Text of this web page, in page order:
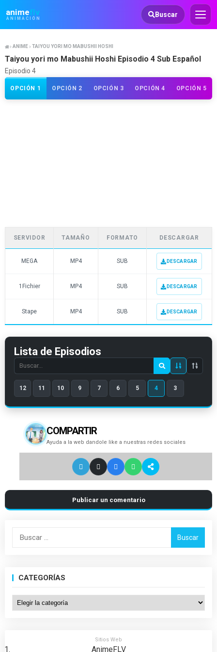
animeflv
ANIMACIÓN
Animeflv Buscar
ANIME TAIYOU YORI MO MABUSHII HOSHI
Taiyou yori mo Mabushii Hoshi Episodio 4 Sub Español
Episodio 4
OPCIÓN 1 OPCIÓN 2 OPCIÓN 3 OPCIÓN 4 OPCIÓN 5
SERVIDOR TAMAÑO FORMATO DESCARGAR
MEGA MP4 SUB DESCARGAR
1Fichier MP4 SUB DESCARGAR
Stape MP4 SUB DESCARGAR
Lista de Episodios
Search
episode
number
12 11 10 9 7 6 5 4 3
COMPARTIR
Ayuda a la web dandole like a nuestras redes sociales
Publicar un comentario
Buscar:
CATEGORÍAS
Categorías
Sitios Web
AnimeFLV